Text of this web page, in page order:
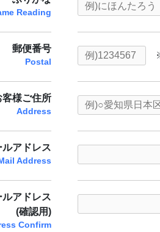
Reading
郵便番号
Postal
※
客様ご住所
Address
ルアドレス
Address
ルアドレス
(確認用)
Confirm